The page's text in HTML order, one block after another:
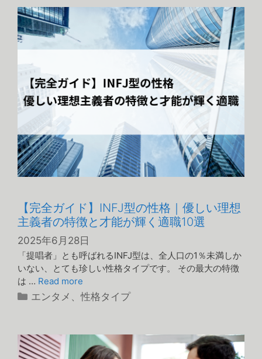
リ
ー
【完全ガイド】INFJ型の性格｜優しい理想
主義者の特徴と才能が輝く適職10選
2025年6月28日
「提唱者」とも呼ばれるINFJ型は、全人口の1％未満しか
いない、とても珍しい性格タイプです。 その最大の特徴
は … Read more
カ
リ
ー
エンタメ 、性格タイプ